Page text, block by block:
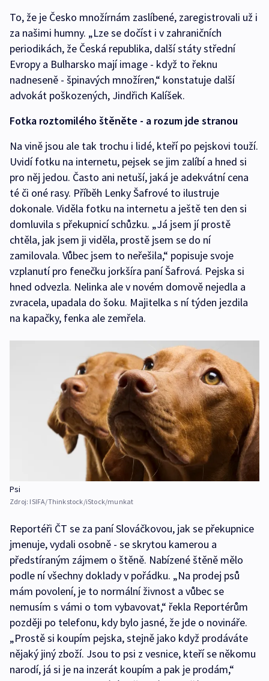
To, že je Česko množírnám zaslíbené, zaregistrovali už i
za našimi humny. „Lze se dočíst i v zahraničních
periodikách, že Česká republika, další státy střední
Evropy a Bulharsko mají image - když to řeknu
nadneseně - špinavých množíren,“ konstatuje další
advokát poškozených, Jindřich Kalíšek.
Fotka roztomilého štěněte - a rozum jde stranou
Na vině jsou ale tak trochu i lidé, kteří po pejskovi touží.
Uvidí fotku na internetu, pejsek se jim zalíbí a hned si
pro něj jedou. Často ani netuší, jaká je adekvátní cena
té či oné rasy. Příběh Lenky Šafrové to ilustruje
dokonale. Viděla fotku na internetu a ještě ten den si
domluvila s překupnicí schůzku. „Já jsem jí prostě
chtěla, jak jsem ji viděla, prostě jsem se do ní
zamilovala. Vůbec jsem to neřešila,“ popisuje svoje
vzplanutí pro fenečku jorkšíra paní Šafrová. Pejska si
hned odvezla. Nelinka ale v novém domově nejedla a
zvracela, upadala do šoku. Majitelka s ní týden jezdila
na kapačky, fenka ale zemřela.
Psi
Zdroj: ISIFA/Thinkstock/iStock/munkat
Reportéři ČT se za paní Slováčkovou, jak se překupnice
jmenuje, vydali osobně - se skrytou kamerou a
předstíraným zájmem o štěně. Nabízené štěně mělo
podle ní všechny doklady v pořádku. „Na prodej psů
mám povolení, je to normální živnost a vůbec se
nemusím s vámi o tom vybavovat,“ řekla Reportérům
později po telefonu, kdy bylo jasné, že jde o novináře.
„Prostě si koupím pejska, stejně jako když prodáváte
nějaký jiný zboží. Jsou to psi z vesnice, kteří se někomu
narodí, já si je na inzerát koupím a pak je prodám,“